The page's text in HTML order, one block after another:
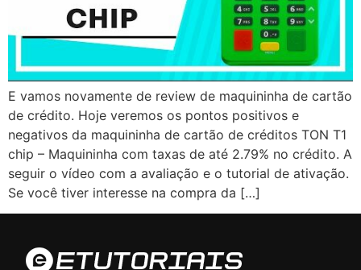
E vamos novamente de review de maquininha de cartão
de crédito. Hoje veremos os pontos positivos e
negativos da maquininha de cartão de créditos TON T1
chip – Maquininha com taxas de até 2.79% no crédito. A
seguir o vídeo com a avaliação e o tutorial de ativação.
Se você tiver interesse na compra da […]